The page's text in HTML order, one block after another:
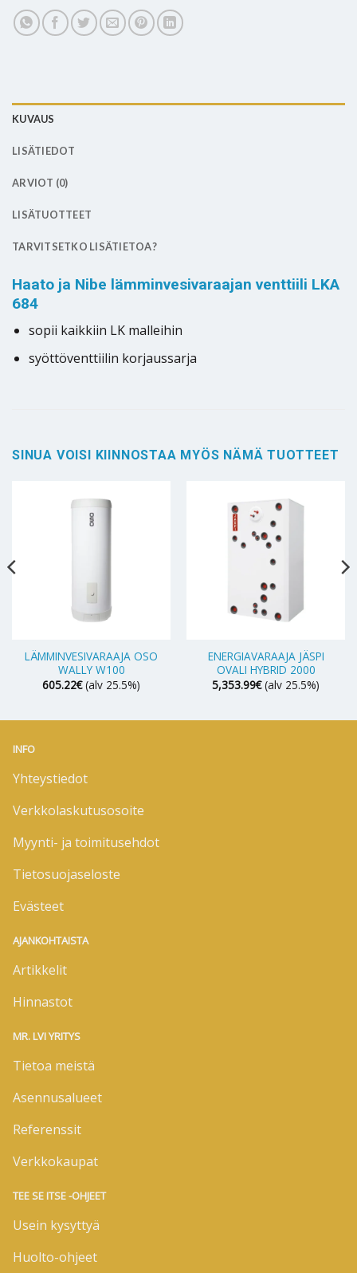
KUVAUS
LISÄTIEDOT
ARVIOT (0)
LISÄTUOTTEET
TARVITSETKO LISÄTIETOA?
Haato ja Nibe lämminvesivaraajan venttiili LKA
684
sopii kaikkiin LK malleihin
syöttöventtiilin korjaussarja
SINUA VOISI KIINNOSTAA MYÖS NÄMÄ TUOTTEET
LÄMMINVESIVARAAJA OSO
WALLY W100
605.22€ (alv 25.5%)
ENERGIAVARAAJA JÄSPI
OVALI HYBRID 2000
5,353.99€ (alv 25.5%)
INFO
Yhteystiedot
Verkkolaskutusosoite
Myynti- ja toimitusehdot
Tietosuojaseloste
Evästeet
AJANKOHTAISTA
Artikkelit
Hinnastot
MR. LVI YRITYS
Tietoa meistä
Asennusalueet
Referenssit
Verkkokaupat
TEE SE ITSE -OHJEET
Usein kysyttyä
Huolto-ohjeet